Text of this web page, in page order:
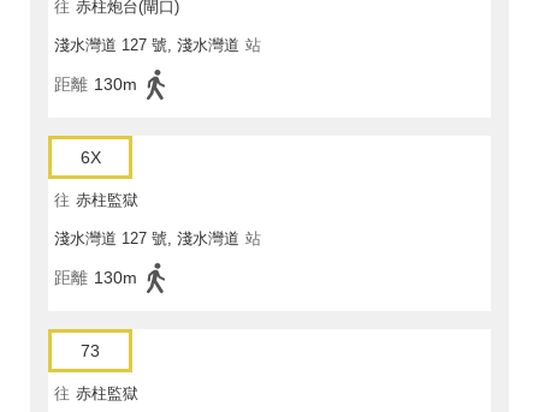
往 赤柱炮台(閘口)
淺水灣道 127 號, 淺水灣道 站
距離 130m
6X
往 赤柱監獄
淺水灣道 127 號, 淺水灣道 站
距離 130m
73
往 赤柱監獄